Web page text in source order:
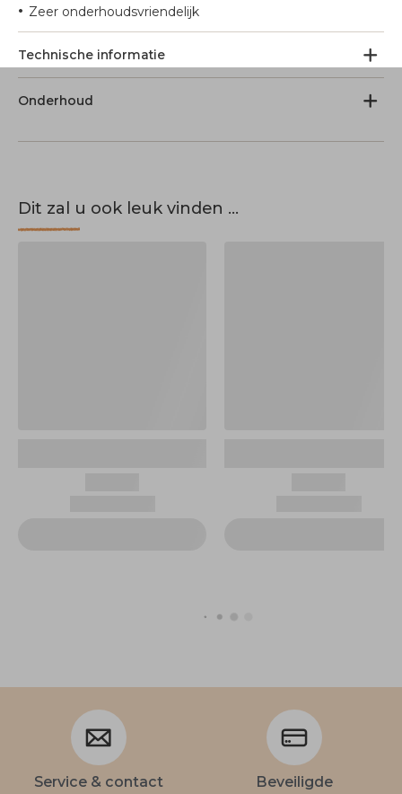
• Zeer onderhoudsvriendelijk
Technische informatie
Onderhoud
Dit zal u ook leuk vinden ...
Service & contact
Beveiligde